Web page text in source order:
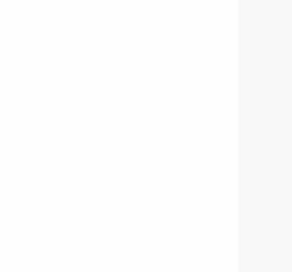
общей